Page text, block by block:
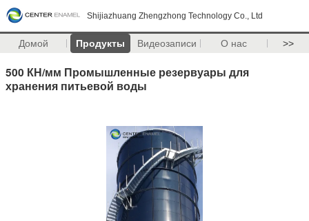
Shijiazhuang Zhengzhong Technology Co., Ltd
Домой Продукты Видеозаписи О нас >>
500 КН/мм Промышленные резервуары для
хранения питьевой воды